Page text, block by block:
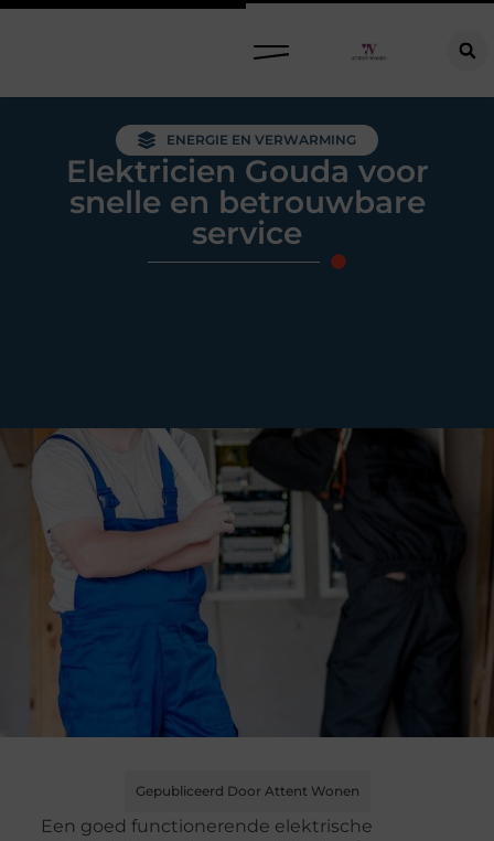
ENERGIE EN VERWARMING
Elektricien Gouda voor
snelle en betrouwbare
service
Gepubliceerd Door Attent Wonen
Een goed functionerende elektrische